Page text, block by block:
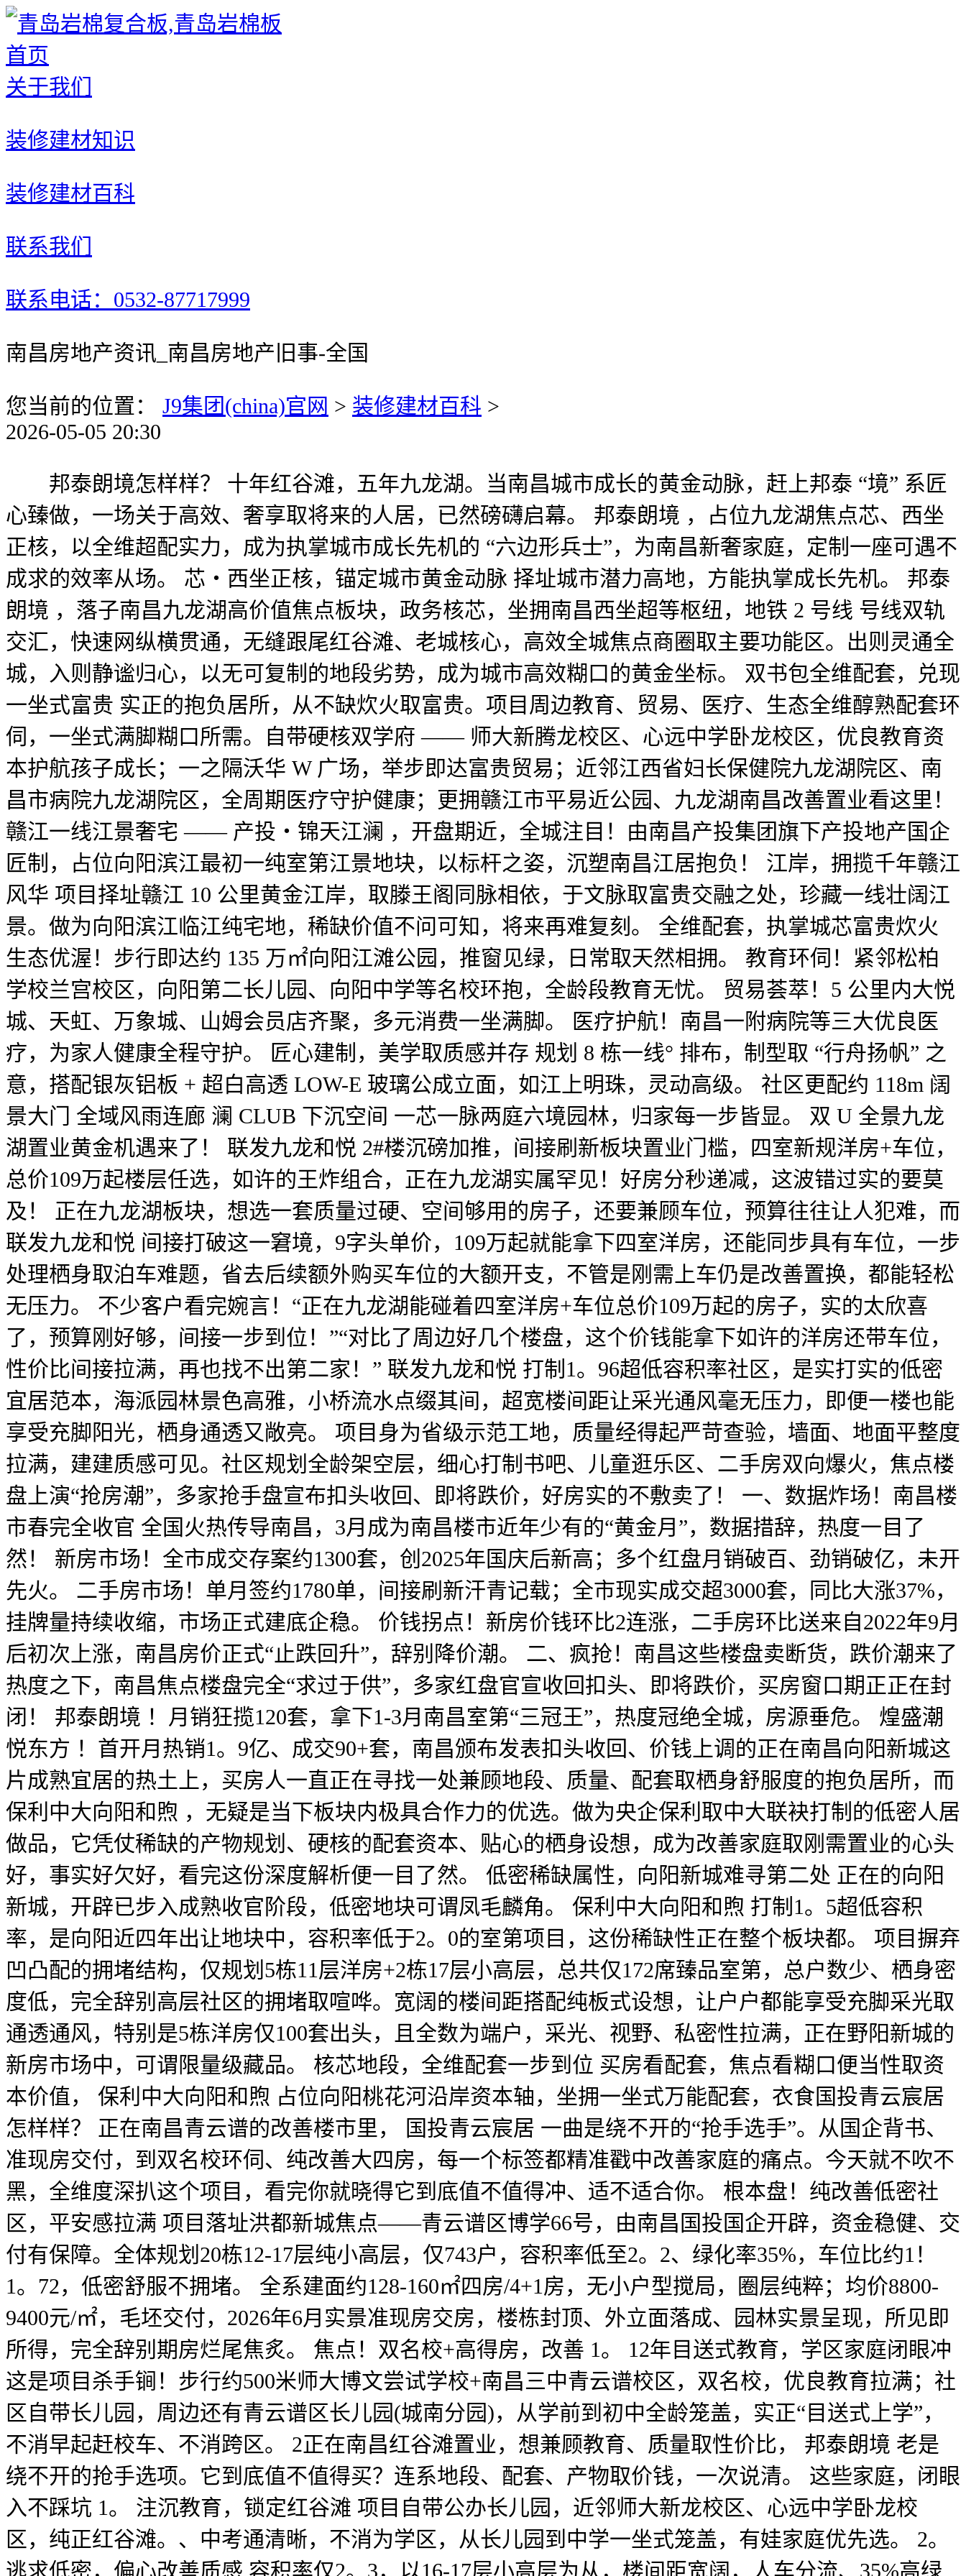
首页
关于我们
装修建材知识
装修建材百科
联系我们
联系电话：0532-87717999
南昌房地产资讯_南昌房地产旧事-全国
您当前的位置： J9集团(china)官网 > 装修建材百科 >
2026-05-05 20:30
邦泰朗境怎样样？ 十年红谷滩，五年九龙湖。当南昌城市成长的黄金动脉，赶上邦泰 “境” 系匠
心臻做，一场关于高效、奢享取将来的人居，已然磅礴启幕。 邦泰朗境 ，占位九龙湖焦点芯、西坐
正核，以全维超配实力，成为执掌城市成长先机的 “六边形兵士”，为南昌新奢家庭，定制一座可遇不
成求的效率从场。 芯・西坐正核，锚定城市黄金动脉 择址城市潜力高地，方能执掌成长先机。 邦泰
朗境 ，落子南昌九龙湖高价值焦点板块，政务核芯，坐拥南昌西坐超等枢纽，地铁 2 号线 号线双轨
交汇，快速网纵横贯通，无缝跟尾红谷滩、老城核心，高效全城焦点商圈取主要功能区。出则灵通全
城，入则静谧归心，以无可复制的地段劣势，成为城市高效糊口的黄金坐标。 双书包全维配套，兑现
一坐式富贵 实正的抱负居所，从不缺炊火取富贵。项目周边教育、贸易、医疗、生态全维醇熟配套环
伺，一坐式满脚糊口所需。自带硬核双学府 —— 师大新腾龙校区、心远中学卧龙校区，优良教育资
本护航孩子成长；一之隔沃华 W 广场，举步即达富贵贸易；近邻江西省妇长保健院九龙湖院区、南
昌市病院九龙湖院区，全周期医疗守护健康；更拥赣江市平易近公园、九龙湖南昌改善置业看这里！
赣江一线江景奢宅 —— 产投・锦天江澜 ，开盘期近，全城注目！由南昌产投集团旗下产投地产国企
匠制，占位向阳滨江最初一纯室第江景地块，以标杆之姿，沉塑南昌江居抱负！ 江岸，拥揽千年赣江
风华 项目择址赣江 10 公里黄金江岸，取滕王阁同脉相依，于文脉取富贵交融之处，珍藏一线壮阔江
景。做为向阳滨江临江纯宅地，稀缺价值不问可知，将来再难复刻。 全维配套，执掌城芯富贵炊火
生态优渥！步行即达约 135 万㎡向阳江滩公园，推窗见绿，日常取天然相拥。 教育环伺！紧邻松柏
学校兰宫校区，向阳第二长儿园、向阳中学等名校环抱，全龄段教育无忧。 贸易荟萃！5 公里内大悦
城、天虹、万象城、山姆会员店齐聚，多元消费一坐满脚。 医疗护航！南昌一附病院等三大优良医
疗，为家人健康全程守护。 匠心建制，美学取质感并存 规划 8 栋一线° 排布，制型取 “行舟扬帆” 之
意，搭配银灰铝板 + 超白高透 LOW-E 玻璃公成立面，如江上明珠，灵动高级。 社区更配约 118m 阔
景大门 全域风雨连廊 澜 CLUB 下沉空间 一芯一脉两庭六境园林，归家每一步皆显。 双 U 全景九龙
湖置业黄金机遇来了！ 联发九龙和悦 2#楼沉磅加推，间接刷新板块置业门槛，四室新规洋房+车位，
总价109万起楼层任选，如许的王炸组合，正在九龙湖实属罕见！好房分秒递减，这波错过实的要莫
及！ 正在九龙湖板块，想选一套质量过硬、空间够用的房子，还要兼顾车位，预算往往让人犯难，而
联发九龙和悦 间接打破这一窘境，9字头单价，109万起就能拿下四室洋房，还能同步具有车位，一步
处理栖身取泊车难题，省去后续额外购买车位的大额开支，不管是刚需上车仍是改善置换，都能轻松
无压力。 不少客户看完婉言！“正在九龙湖能碰着四室洋房+车位总价109万起的房子，实的太欣喜
了，预算刚好够，间接一步到位！”“对比了周边好几个楼盘，这个价钱能拿下如许的洋房还带车位，
性价比间接拉满，再也找不出第二家！” 联发九龙和悦 打制1。96超低容积率社区，是实打实的低密
宜居范本，海派园林景色高雅，小桥流水点缀其间，超宽楼间距让采光通风毫无压力，即便一楼也能
享受充脚阳光，栖身通透又敞亮。 项目身为省级示范工地，质量经得起严苛查验，墙面、地面平整度
拉满，建建质感可见。社区规划全龄架空层，细心打制书吧、儿童逛乐区、二手房双向爆火，焦点楼
盘上演“抢房潮”，多家抢手盘宣布扣头收回、即将跌价，好房实的不敷卖了！ 一、数据炸场！南昌楼
市春完全收官 全国火热传导南昌，3月成为南昌楼市近年少有的“黄金月”，数据措辞，热度一目了
然！ 新房市场！全市成交存案约1300套，创2025年国庆后新高；多个红盘月销破百、劲销破亿，未开
先火。 二手房市场！单月签约1780单，间接刷新汗青记载；全市现实成交超3000套，同比大涨37%，
挂牌量持续收缩，市场正式建底企稳。 价钱拐点！新房价钱环比2连涨，二手房环比送来自2022年9月
后初次上涨，南昌房价正式“止跌回升”，辞别降价潮。 二、疯抢！南昌这些楼盘卖断货，跌价潮来了
热度之下，南昌焦点楼盘完全“求过于供”，多家红盘官宣收回扣头、即将跌价，买房窗口期正正在封
闭！ 邦泰朗境 ！月销狂揽120套，拿下1-3月南昌室第“三冠王”，热度冠绝全城，房源垂危。 煌盛潮
悦东方 ！首开月热销1。9亿、成交90+套，南昌颁布发表扣头收回、价钱上调的正在南昌向阳新城这
片成熟宜居的热土上，买房人一直正在寻找一处兼顾地段、质量、配套取栖身舒服度的抱负居所，而
保利中大向阳和煦 ，无疑是当下板块内极具合作力的优选。做为央企保利取中大联袂打制的低密人居
做品，它凭仗稀缺的产物规划、硬核的配套资本、贴心的栖身设想，成为改善家庭取刚需置业的心头
好，事实好欠好，看完这份深度解析便一目了然。 低密稀缺属性，向阳新城难寻第二处 正在的向阳
新城，开辟已步入成熟收官阶段，低密地块可谓凤毛麟角。 保利中大向阳和煦 打制1。5超低容积
率，是向阳近四年出让地块中，容积率低于2。0的室第项目，这份稀缺性正在整个板块都。 项目摒弃
凹凸配的拥堵结构，仅规划5栋11层洋房+2栋17层小高层，总共仅172席臻品室第，总户数少、栖身密
度低，完全辞别高层社区的拥堵取喧哗。宽阔的楼间距搭配纯板式设想，让户户都能享受充脚采光取
通透通风，特别是5栋洋房仅100套出头，且全数为端户，采光、视野、私密性拉满，正在野阳新城的
新房市场中，可谓限量级藏品。 核芯地段，全维配套一步到位 买房看配套，焦点看糊口便当性取资
本价值， 保利中大向阳和煦 占位向阳桃花河沿岸资本轴，坐拥一坐式万能配套，衣食国投青云宸居
怎样样？ 正在南昌青云谱的改善楼市里， 国投青云宸居 一曲是绕不开的“抢手选手”。从国企背书、
准现房交付，到双名校环伺、纯改善大四房，每一个标签都精准戳中改善家庭的痛点。今天就不吹不
黑，全维度深扒这个项目，看完你就晓得它到底值不值得冲、适不适合你。 根本盘！纯改善低密社
区，平安感拉满 项目落址洪都新城焦点——青云谱区博学66号，由南昌国投国企开辟，资金稳健、交
付有保障。全体规划20栋12-17层纯小高层，仅743户，容积率低至2。2、绿化率35%，车位比约1！
1。72，低密舒服不拥堵。 全系建面约128-160㎡四房/4+1房，无小户型搅局，圈层纯粹；均价8800-
9400元/㎡，毛坯交付，2026年6月实景准现房交房，楼栋封顶、外立面落成、园林实景呈现，所见即
所得，完全辞别期房烂尾焦炙。 焦点！双名校+高得房，改善 1。 12年目送式教育，学区家庭闭眼冲
这是项目杀手锏！步行约500米师大博文尝试学校+南昌三中青云谱校区，双名校，优良教育拉满；社
区自带长儿园，周边还有青云谱区长儿园(城南分园)，从学前到初中全龄笼盖，实正“目送式上学”，
不消早起赶校车、不消跨区。 2正在南昌红谷滩置业，想兼顾教育、质量取性价比， 邦泰朗境 老是
绕不开的抢手选项。它到底值不值得买？连系地段、配套、产物取价钱，一次说清。 这些家庭，闭眼
入不踩坑 1。 注沉教育，锁定红谷滩 项目自带公办长儿园，近邻师大新龙校区、心远中学卧龙校
区，纯正红谷滩。、中考通清晰，不消为学区，从长儿园到中学一坐式笼盖，有娃家庭优先选。 2。
逃求低密，偏心改善质感 容积率仅2。3，以16-17层小高层为从，楼间距宽阔，人车分流、35%高绿